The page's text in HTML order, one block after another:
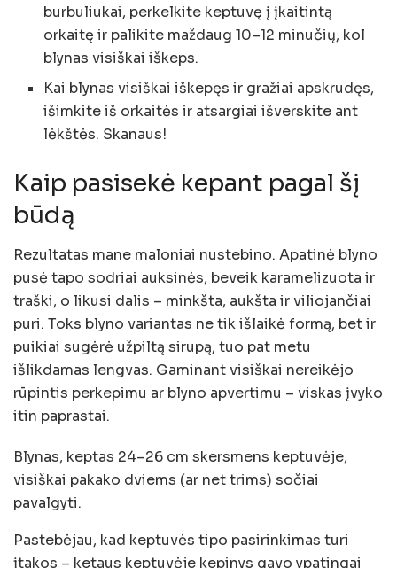
burbuliukai, perkelkite keptuvę į įkaitintą
orkaitę ir palikite maždaug 10–12 minučių, kol
blynas visiškai iškeps.
Kai blynas visiškai iškepęs ir gražiai apskrudęs,
išimkite iš orkaitės ir atsargiai išverskite ant
lėkštės. Skanaus!
Kaip pasisekė kepant pagal šį
būdą
Rezultatas mane maloniai nustebino. Apatinė blyno
pusė tapo sodriai auksinės, beveik karamelizuota ir
traški, o likusi dalis – minkšta, aukšta ir viliojančiai
puri. Toks blyno variantas ne tik išlaikė formą, bet ir
puikiai sugėrė užpiltą sirupą, tuo pat metu
išlikdamas lengvas. Gaminant visiškai nereikėjo
rūpintis perkepimu ar blyno apvertimu – viskas įvyko
itin paprastai.
Blynas, keptas 24–26 cm skersmens keptuvėje,
visiškai pakako dviems (ar net trims) sočiai
pavalgyti.
Pastebėjau, kad keptuvės tipo pasirinkimas turi
įtakos – ketaus keptuvėje kepinys gavo ypatingai